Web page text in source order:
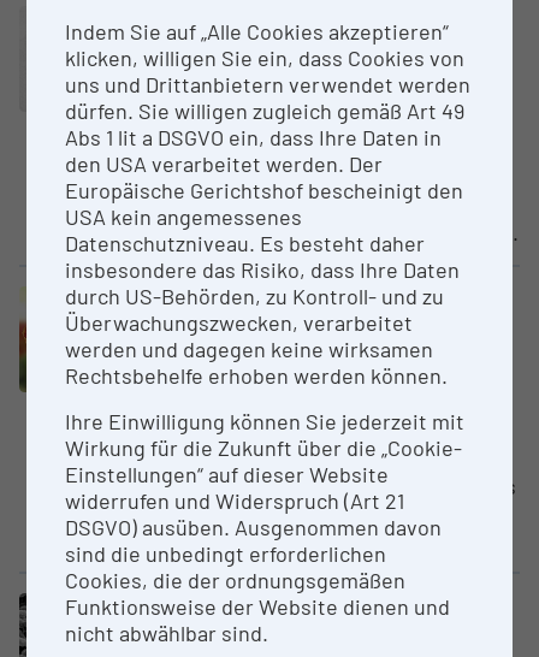
Core facility (CF)
Nationale Referenzzen­trale für
Gonokokken
AGES - Austrian Agency for
Health and Food Safety
Das Institut für medizinische
Mikrobiologie und Hygiene der
AGES in Wien hat seit dem Jahr...
Core facility (CF)
Nationale Referenzzen­trale für
Hämophilus
AGES - Austrian Agency for
Health and Food Safety
Seit Juli 2006 sind durch eine
Änderung des Epidemiegesetzes
von 1950 nicht nur die
Haemophilus...
Core facility (CF)
Nationale Referenzzen­trale für
Indem Sie auf „Alle Cookies akzeptieren“
klicken, willigen Sie ein, dass Cookies von
uns und Drittanbietern verwendet werden
dürfen. Sie willigen zugleich gemäß Art 49
Abs 1 lit a DSGVO ein, dass Ihre Daten in
den USA verarbeitet werden. Der
Europäische Gerichtshof bescheinigt den
USA kein angemessenes
Datenschutzniveau. Es besteht daher
insbesondere das Risiko, dass Ihre Daten
durch US-Behörden, zu Kontroll- und zu
Überwachungszwecken, verarbeitet
werden und dagegen keine wirksamen
Rechtsbehelfe erhoben werden können.
Ihre Einwilligung können Sie jederzeit mit
Wirkung für die Zukunft über die „Cookie-
Einstellungen“ auf dieser Website
widerrufen und Widerspruch (Art 21
DSGVO) ausüben. Ausgenommen davon
sind die unbedingt erforderlichen
Cookies, die der ordnungsgemäßen
Funktionsweise der Website dienen und
nicht abwählbar sind.